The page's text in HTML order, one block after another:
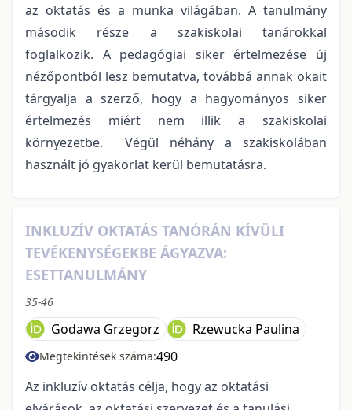
az oktatás és a munka világában. A tanulmány
második része a szakiskolai tanárokkal
foglalkozik. A pedagógiai siker értelmezése új
nézőpontból lesz bemutatva, továbbá annak okait
tárgyalja a szerző, hogy a hagyományos siker
értelmezés miért nem illik a szakiskolai
környezetbe. Végül néhány a szakiskolában
használt jó gyakorlat kerül bemutatásra.
INKLUZÍV OKTATÁS TANÓRÁN KÍVÜLI
TEVÉKENYSÉGEKBE ÁGYAZVA:
ESETTANULMÁNY
35-46
Godawa Grzegorz Rzewucka Paulina
Megtekintések száma:490
Az inkluzív oktatás célja, hogy az oktatási